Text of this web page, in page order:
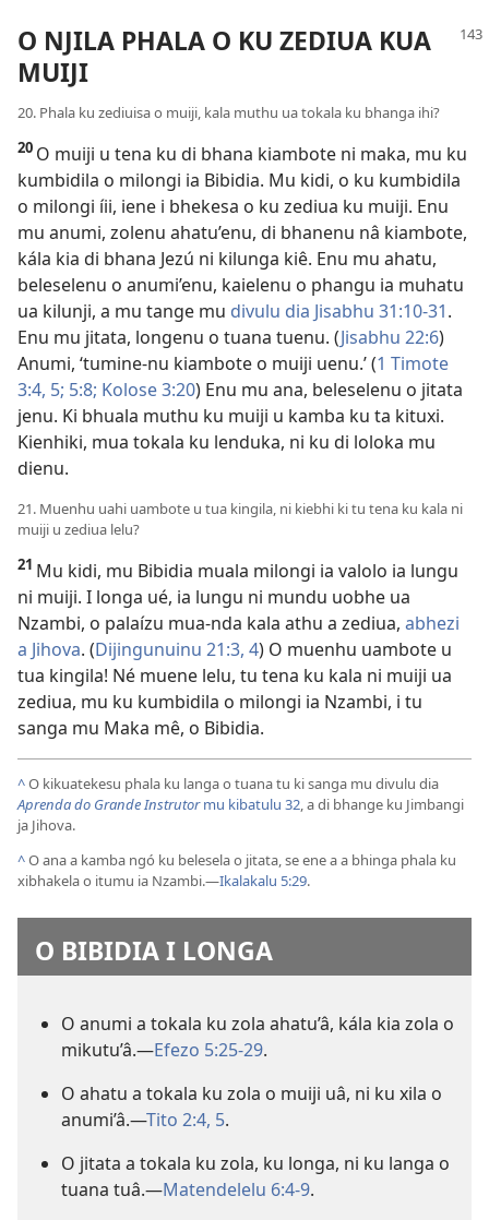
O NJILA PHALA O KU ZEDIUA KUA
MUIJI
20. Phala ku zediuisa o muiji, kala muthu ua tokala ku bhanga ihi?
20 O muiji u tena ku di bhana kiambote ni maka, mu ku
kumbidila o milongi ia Bibidia. Mu kidi, o ku kumbidila
o milongi íii, iene i bhekesa o ku zediua ku muiji. Enu
mu anumi, zolenu ahatu’enu, di bhanenu nâ kiambote,
kála kia di bhana Jezú ni kilunga kiê. Enu mu ahatu,
beleselenu o anumi’enu, kaielenu o phangu ia muhatu
ua kilunji, a mu tange mu divulu dia Jisabhu 31:10-31.
Enu mu jitata, longenu o tuana tuenu. (Jisabhu 22:6)
Anumi, ‘tumine-nu kiambote o muiji uenu.’ (1 Timote
3:4, 5; 5:8; Kolose 3:20) Enu mu ana, beleselenu o jitata
jenu. Ki bhuala muthu ku muiji u kamba ku ta kituxi.
Kienhiki, mua tokala ku lenduka, ni ku di loloka mu
dienu.
21. Muenhu uahi uambote u tua kingila, ni kiebhi ki tu tena ku kala ni
muiji u zediua lelu?
21 Mu kidi, mu Bibidia muala milongi ia valolo ia lungu
ni muiji. I longa ué, ia lungu ni mundu uobhe ua
Nzambi, o palaízu mua-nda kala athu a zediua, abhezi
a Jihova. (Dijingunuinu 21:3, 4) O muenhu uambote u
tua kingila! Né muene lelu, tu tena ku kala ni muiji ua
zediua, mu ku kumbidila o milongi ia Nzambi, i tu
sanga mu Maka mê, o Bibidia.
^O kikuatekesu phala ku langa o tuana tu ki sanga mu divulu dia
Aprenda do Grande Instrutormu kibatulu 32, a di bhange ku Jimbangi
ja Jihova.
^O ana a kamba ngó ku belesela o jitata, se ene a a bhinga phala ku
xibhakela o itumu ia Nzambi.—Ikalakalu 5:29.
O BIBIDIA I LONGA
O anumi a tokala ku zola ahatu’â, kála kia zola o
mikutu’â.—Efezo 5:25-29.
O ahatu a tokala ku zola o muiji uâ, ni ku xila o
anumi’â.—Tito 2:4, 5.
O jitata a tokala ku zola, ku longa, ni ku langa o
tuana tuâ.—Matendelelu 6:4-9.